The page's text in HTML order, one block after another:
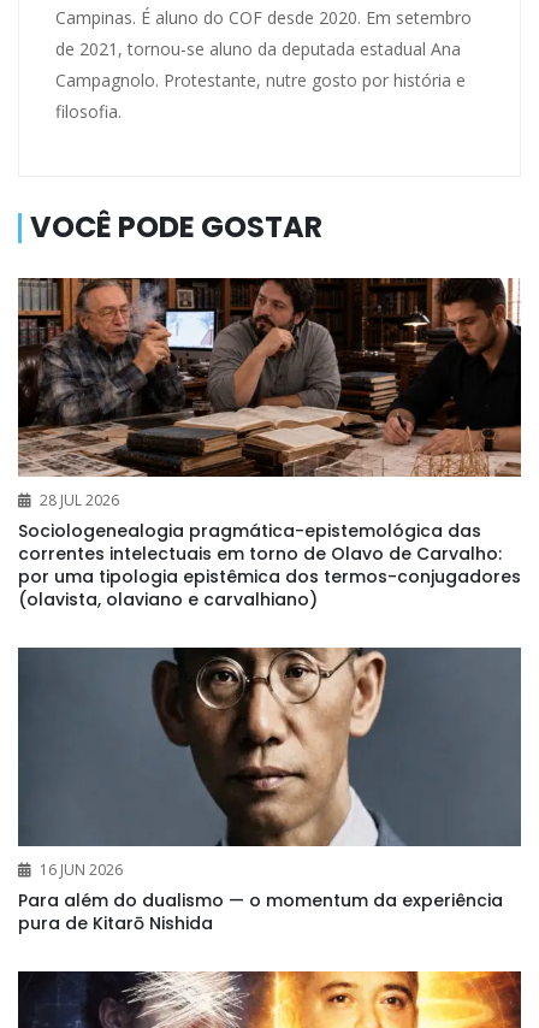
Campinas. É aluno do COF desde 2020. Em setembro
de 2021, tornou-se aluno da deputada estadual Ana
Campagnolo. Protestante, nutre gosto por história e
filosofia.
VOCÊ PODE GOSTAR
28 JUL 2026
Sociologenealogia pragmática-epistemológica das
correntes intelectuais em torno de Olavo de Carvalho:
por uma tipologia epistêmica dos termos-conjugadores
(olavista, olaviano e carvalhiano)
16 JUN 2026
Para além do dualismo — o momentum da experiência
pura de Kitarō Nishida